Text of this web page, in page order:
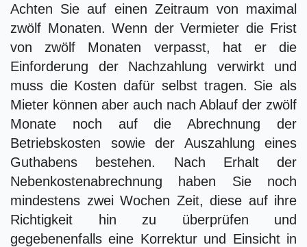
Achten Sie auf einen Zeitraum von maximal
zwölf Monaten. Wenn der Vermieter die Frist
von zwölf Monaten verpasst, hat er die
Einforderung der Nachzahlung verwirkt und
muss die Kosten dafür selbst tragen. Sie als
Mieter können aber auch nach Ablauf der zwölf
Monate noch auf die Abrechnung der
Betriebskosten sowie der Auszahlung eines
Guthabens bestehen. Nach Erhalt der
Nebenkostenabrechnung haben Sie noch
mindestens zwei Wochen Zeit, diese auf ihre
Richtigkeit hin zu überprüfen und
gegebenenfalls eine Korrektur und Einsicht in